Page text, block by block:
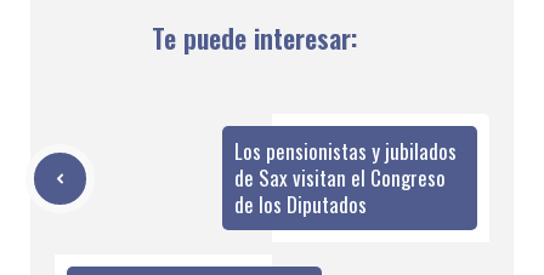
Te puede interesar:
Los pensionistas y jubilados
de Sax visitan el Congreso
de los Diputados